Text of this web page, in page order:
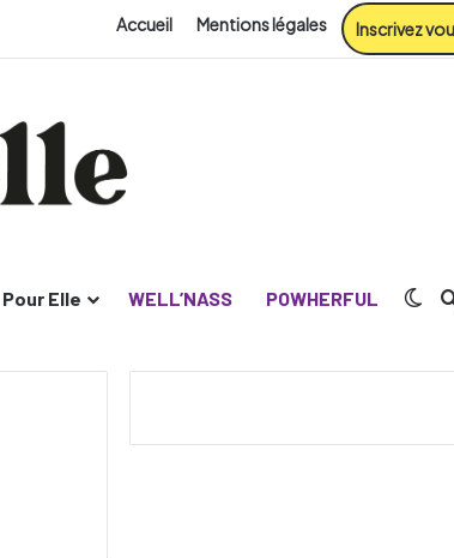
Accueil Mentions légales Inscrivez
Pour Elle WELL’NASS POWHERFUL